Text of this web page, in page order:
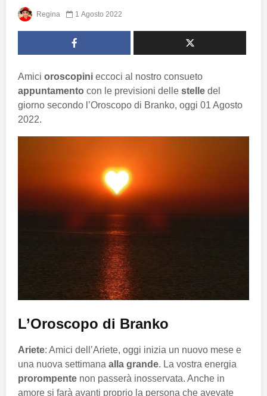
Regina 1 Agosto 2022
Amici oroscopini eccoci al nostro consueto
appuntamento con le previsioni delle stelle del
giorno secondo l’Oroscopo di Branko, oggi 01 Agosto
2022.
L’Oroscopo di Branko
Ariete: Amici dell’Ariete, oggi inizia un nuovo mese e
una nuova settimana alla grande. La vostra energia
prorompente non passerà inosservata. Anche in
amore si farà avanti proprio la persona che avevate